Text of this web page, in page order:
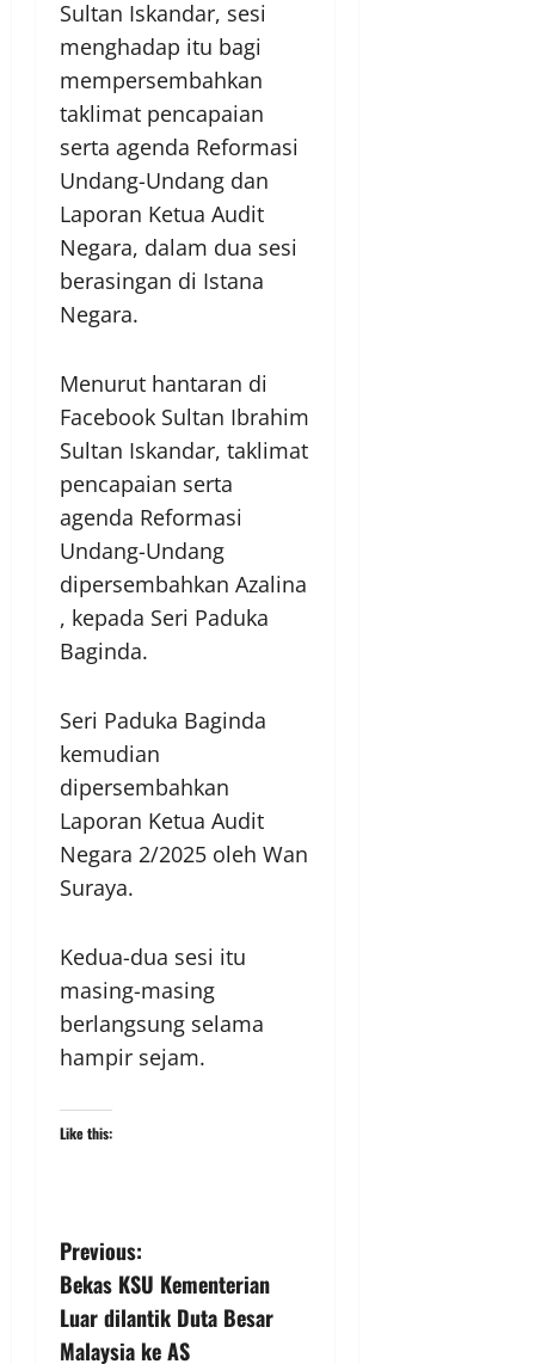
Sultan Iskandar, sesi
menghadap itu bagi
mempersembahkan
taklimat pencapaian
serta agenda Reformasi
Undang-Undang dan
Laporan Ketua Audit
Negara, dalam dua sesi
berasingan di Istana
Negara.
Menurut hantaran di
Facebook Sultan Ibrahim
Sultan Iskandar, taklimat
pencapaian serta
agenda Reformasi
Undang-Undang
dipersembahkan Azalina
, kepada Seri Paduka
Baginda.
Seri Paduka Baginda
kemudian
dipersembahkan
Laporan Ketua Audit
Negara 2/2025 oleh Wan
Suraya.
Kedua-dua sesi itu
masing-masing
berlangsung selama
hampir sejam.
Like this:
Previous:
Bekas KSU Kementerian
Luar dilantik Duta Besar
Malaysia ke AS